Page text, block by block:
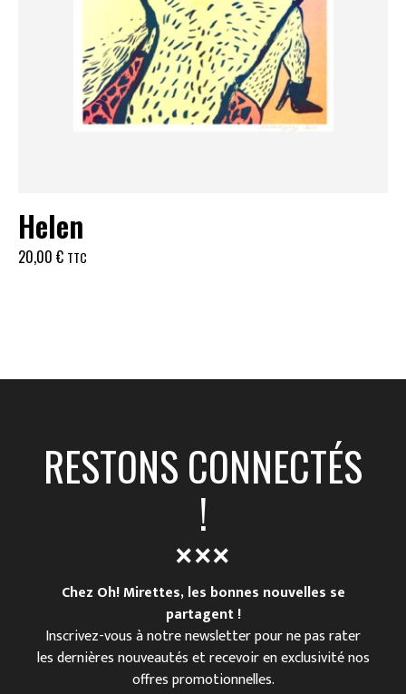
Helen
20,00 € TTC
RESTONS CONNECTÉS
!
Chez Oh! Mirettes, les bonnes nouvelles se
partagent !
Inscrivez-vous à notre newsletter pour ne pas rater
les dernières nouveautés et recevoir en exclusivité nos
offres promotionnelles.